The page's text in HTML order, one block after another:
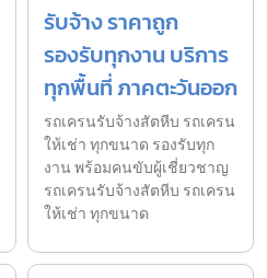
รับจ้าง ราคาถูก
รองรับทุกงาน บริการ
ทุกพื้นที่ ภาคตะวันออก
รถเครนรับจ้างสัตหีบ รถเครน
ให้เช่า ทุกขนาด รองรับทุก
งาน พร้อมคนขับผู้เชี่ยวชาญ
รถเครนรับจ้างสัตหีบ รถเครน
ให้เช่า ทุกขนาด